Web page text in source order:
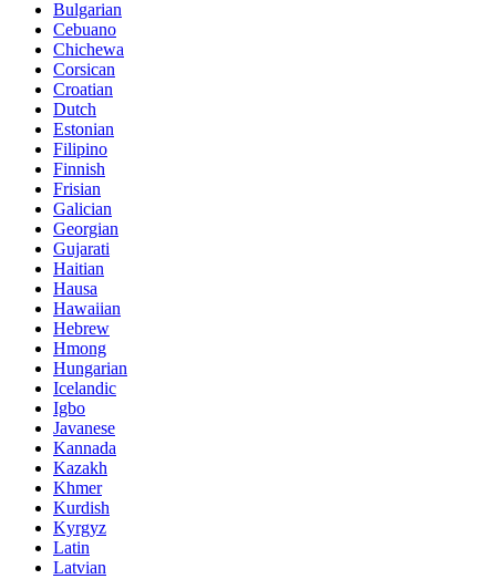
Bulgarian
Cebuano
Chichewa
Corsican
Croatian
Dutch
Estonian
Filipino
Finnish
Frisian
Galician
Georgian
Gujarati
Haitian
Hausa
Hawaiian
Hebrew
Hmong
Hungarian
Icelandic
Igbo
Javanese
Kannada
Kazakh
Khmer
Kurdish
Kyrgyz
Latin
Latvian